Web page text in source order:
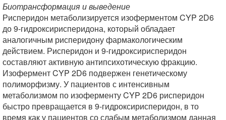
Биотрансформация и выведение
Рисперидон метаболизируется изоферментом CYP 2D6
до 9-гидроксирисперидона, который обладает
аналогичным рисперидону фармакологическим
действием. Рисперидон и 9-гидроксирисперидон
составляют активную антипсихотическую фракцию.
Изофермент CYP 2D6 подвержен генетическому
полиморфизму. У пациентов с интенсивным
метаболизмом по изоферменту CYP 2D6 рисперидон
быстро превращается в 9-гидроксирисперидон, в то
время как у пациентов со слабым метаболизмом данная